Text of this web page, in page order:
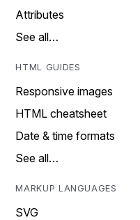
Attributes
See all…
HTML GUIDES
Responsive images
HTML cheatsheet
Date & time formats
See all…
MARKUP LANGUAGES
SVG